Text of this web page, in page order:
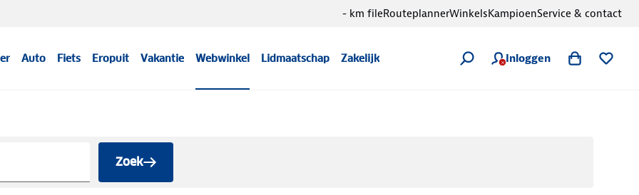
Auto Fiets Eropuit Vakantie Webwinkel Lidmaatschap Zakelijk Inloggen
- km fileRouteplannerWinkelsKampioenService & contact
Zoek